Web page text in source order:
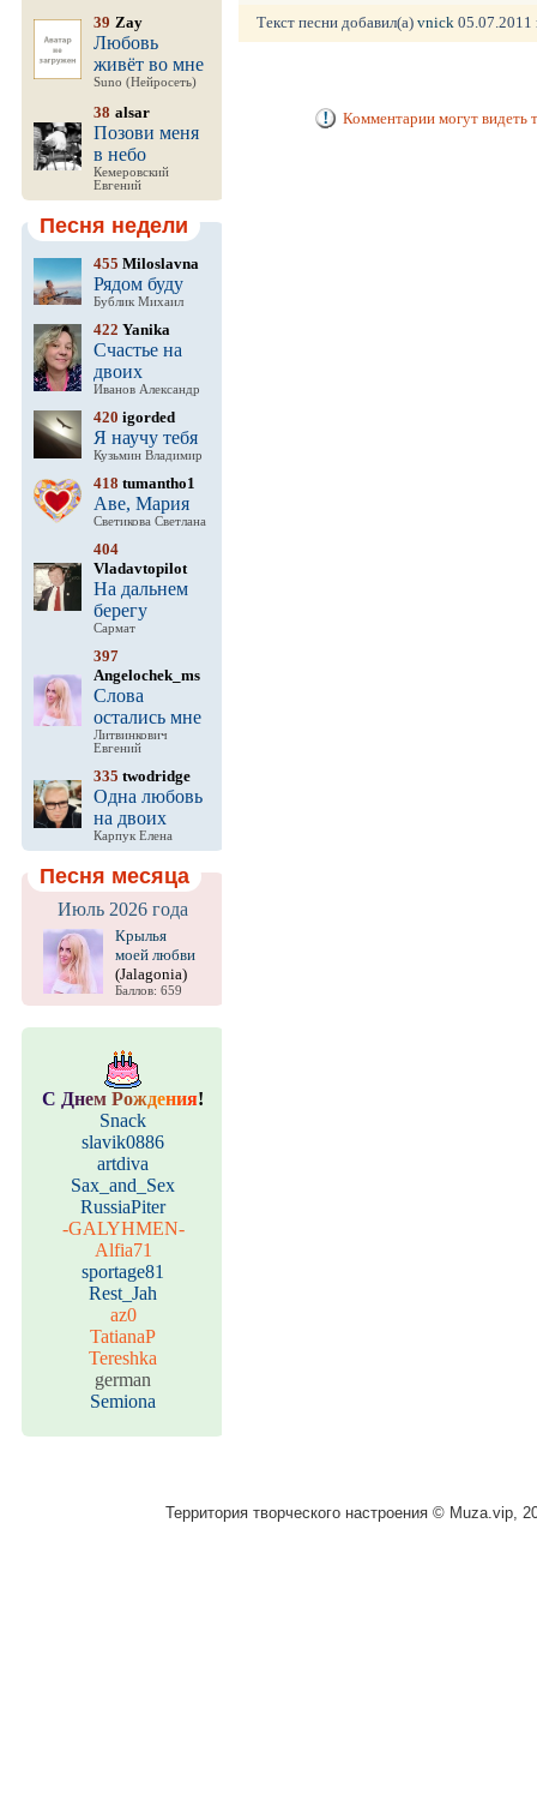
39 Zay
Любовь
живёт во мне
Suno (Нейросеть)
38 alsar
Позови меня
в небо
Кемеровский
Евгений
Песня недели
455 Miloslavna
Рядом буду
Бублик Михаил
422 Yanika
Счастье на
двоих
Иванов Александр
420 igorded
Я научу тебя
Кузьмин Владимир
418 tumantho1
Аве, Мария
Светикова Светлана
404
Vladavtopilot
На дальнем
берегу
Сармат
397
Angelochek_ms
Слова
остались мне
Литвинкович
Евгений
335 twodridge
Одна любовь
на двоих
Карпук Елена
Песня месяца
Июль 2026 года
Крылья
моей любви
(Jalagonia)
Баллов: 659
С Днем Рождения!
Snack
slavik0886
artdiva
Sax_and_Sex
RussiaPiter
-GALYHMEN-
Alfia71
sportage81
Rest_Jah
az0
TatianaP
Tereshka
german
Semiona
Текст песни добавил(а) vnick 05.07.2011
Комментарии могут видеть
Территория творческого настроения © Muza.vip,